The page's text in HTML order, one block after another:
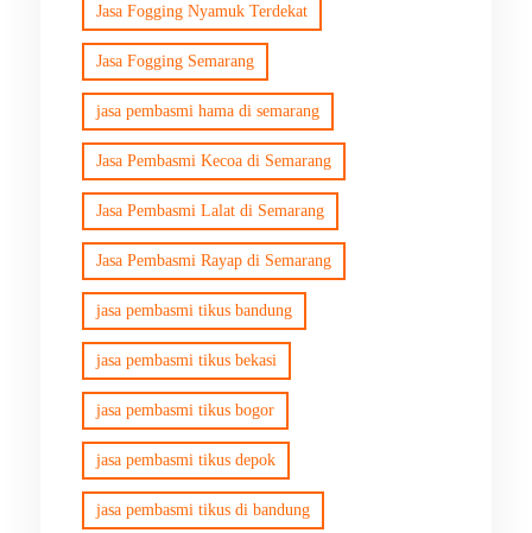
Jasa Fogging Nyamuk Terdekat
Jasa Fogging Semarang
jasa pembasmi hama di semarang
Jasa Pembasmi Kecoa di Semarang
Jasa Pembasmi Lalat di Semarang
Jasa Pembasmi Rayap di Semarang
jasa pembasmi tikus bandung
jasa pembasmi tikus bekasi
jasa pembasmi tikus bogor
jasa pembasmi tikus depok
jasa pembasmi tikus di bandung